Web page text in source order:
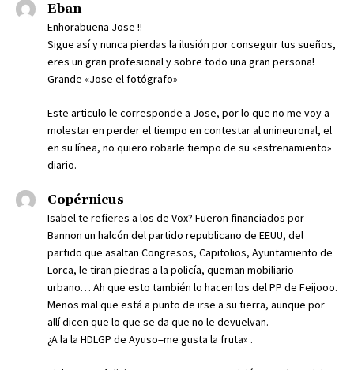
Eban
Enhorabuena Jose !!
Sigue así y nunca pierdas la ilusión por conseguir tus sueños,
eres un gran profesional y sobre todo una gran persona!
Grande «Jose el fotógrafo»
Este articulo le corresponde a Jose, por lo que no me voy a
molestar en perder el tiempo en contestar al unineuronal, el
en su línea, no quiero robarle tiempo de su «estrenamiento»
diario.
Copérnicus
Isabel te refieres a los de Vox? Fueron financiados por
Bannon un halcón del partido republicano de EEUU, del
partido que asaltan Congresos, Capitolios, Ayuntamiento de
Lorca, le tiran piedras a la policía, queman mobiliario
urbano… Ah que esto también lo hacen los del PP de Feijooo.
Menos mal que está a punto de irse a su tierra, aunque por
allí dicen que lo que se da que no le devuelvan.
¿A la la HDLGP de Ayuso=me gusta la fruta» .